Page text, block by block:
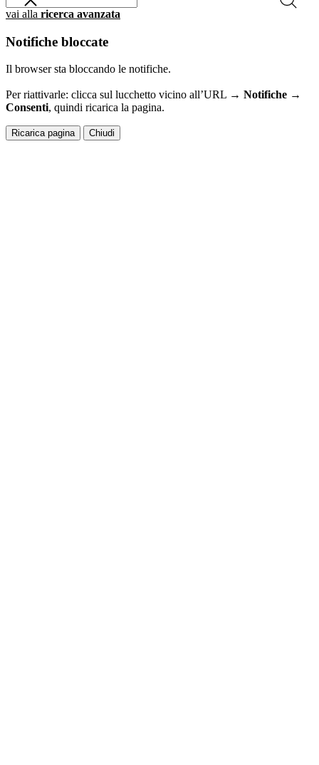
vai alla ricerca avanzata
Notifiche bloccate
Il browser sta bloccando le notifiche.
Per riattivarle: clicca sul lucchetto vicino all’URL → Notifiche →
Consenti, quindi ricarica la pagina.
Ricarica pagina Chiudi